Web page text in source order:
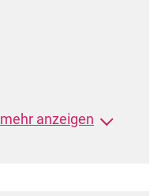
mehr anzeigen